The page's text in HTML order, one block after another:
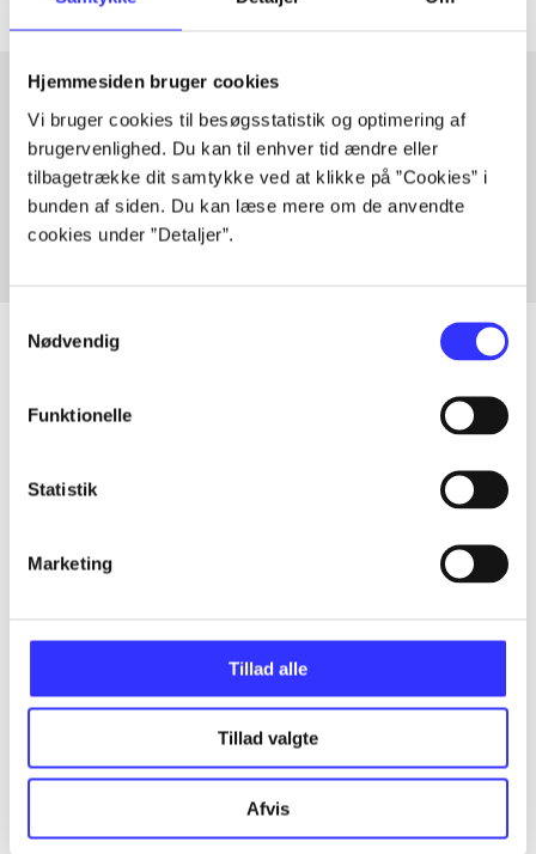
Hjemmesiden bruger cookies
Vi bruger cookies til besøgsstatistik og optimering af
brugervenlighed. Du kan til enhver tid ændre eller
tilbagetrække dit samtykke ved at klikke på ”Cookies” i
bunden af siden. Du kan læse mere om de anvendte
cookies under ”Detaljer”.
Nødvendig
Funktionelle
Statistik
Marketing
Tillad alle
Tillad valgte
Afvis
Artikler med samme emner
Fra
Artikler